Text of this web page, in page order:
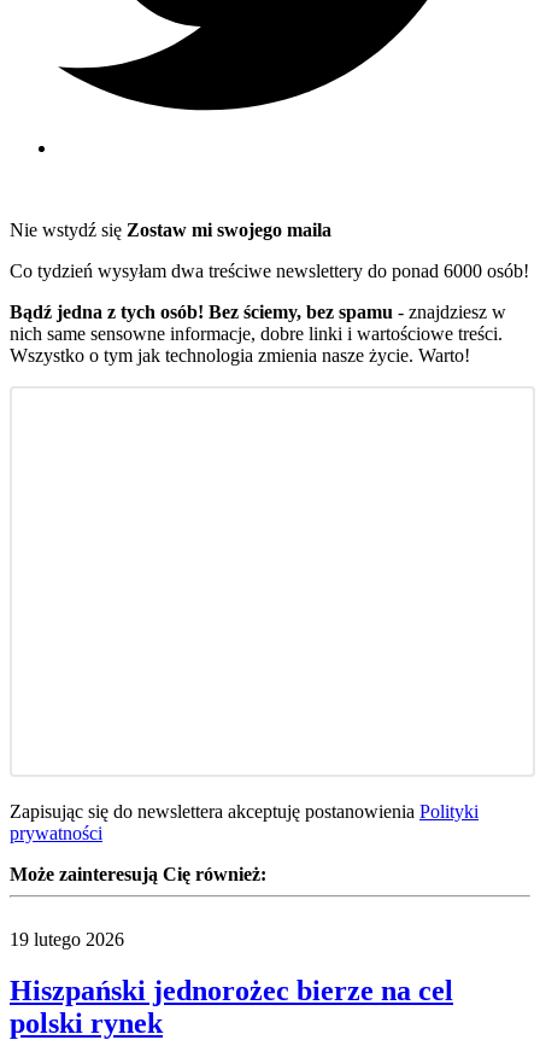
Nie wstydź się Zostaw mi swojego maila
Co tydzień wysyłam dwa treściwe newslettery do ponad 6000 osób!
Bądź jedna z tych osób! Bez ściemy, bez spamu - znajdziesz w
nich same sensowne informacje, dobre linki i wartościowe treści.
Wszystko o tym jak technologia zmienia nasze życie. Warto!
Zapisując się do newslettera akceptuję postanowienia Polityki
prywatności
Może zainteresują Cię również:
19 lutego 2026
Hiszpański jednorożec bierze na cel
polski rynek